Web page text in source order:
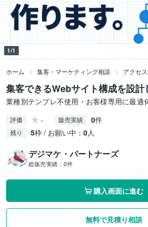
1/1
ホーム 集客・マーケティング相談 アクセ
集客できるWebサイト構成を設計
業種別テンプレ不使用・お客様専用に最適
評価 - 販売実績 0件
残り 5枠 / お願い中： 0人
デジマケ・パートナーズ
総販売実績： 0件
購入画面に進む
無料で見積り相談